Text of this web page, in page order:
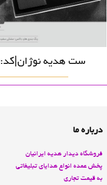
ست هدیه نوژان|کد:802
درباره ما
فروشگاه دیدار هدیه ایرانیان
پخش عمده انواع هدايای تبليغاتی
به قيمت تجاری